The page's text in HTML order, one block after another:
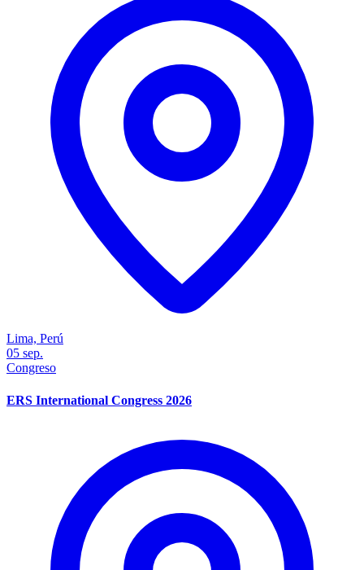
Lima, Perú
05 sep.
Congreso
ERS International Congress 2026